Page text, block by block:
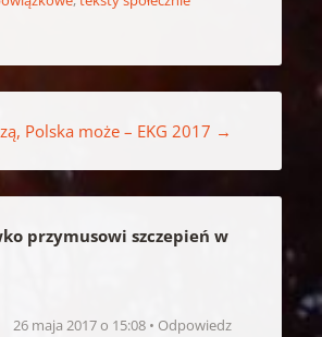
Polska może – EKG 2017 →
przymusowi szczepień w
26 maja 2017 o 15:08 Odpowiedz